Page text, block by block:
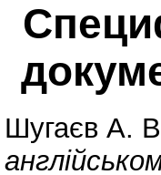
Шугаєв А.